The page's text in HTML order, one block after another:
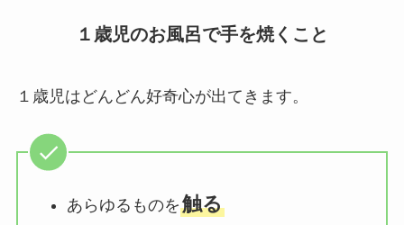
１歳児のお風呂で手を焼くこと
１歳児はどんどん好奇心が出てきます。
あらゆるものを触る